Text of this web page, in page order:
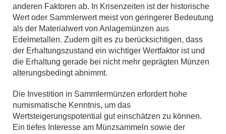
anderen Faktoren ab. In Krisenzeiten ist der historische
Wert oder Sammlerwert meist von geringerer Bedeutung
als der Materialwert von Anlagemünzen aus
Edelmetallen. Zudem gilt es zu berücksichtigen, dass
der Erhaltungszustand ein wichtiger Wertfaktor ist und
die Erhaltung gerade bei nicht mehr geprägten Münzen
alterungsbedingt abnimmt.
Die Investition in Sammlermünzen erfordert hohe
numismatische Kenntnis, um das
Wertsteigerungspotential gut einschätzen zu können.
Ein tiefes Interesse am Münzsammeln sowie der